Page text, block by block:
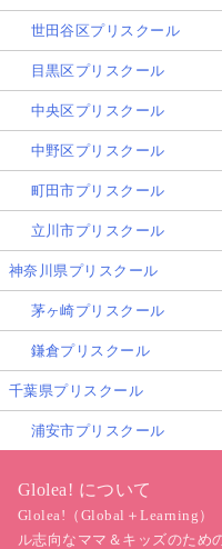
世田谷区プリスクール
目黒区プリスクール
中央区プリスクール
中野区プリスクール
町田市プリスクール
立川市プリスクール
神奈川県プリスクール
茅ヶ崎プリスクール
鎌倉プリスクール
千葉県プリスクール
浦安市プリスクール
Glolea! について
Glolea!（Global＋Learning）
ル志向なママ＆キッズのため